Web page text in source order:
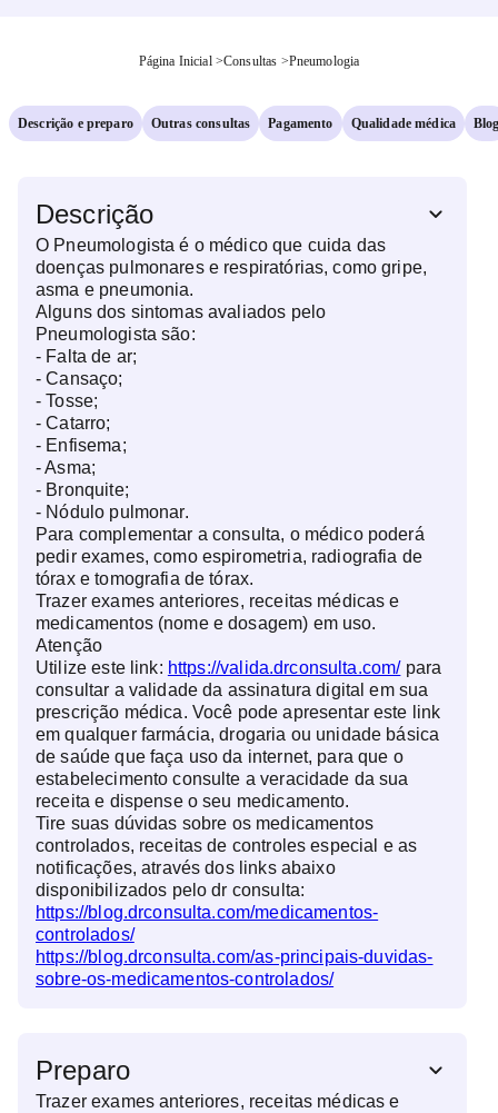
Página Inicial >Consultas >Pneumologia
Descrição e preparo Outras consultas Pagamento Qualidade médica
Descrição
O Pneumologista é o médico que cuida das
doenças pulmonares e respiratórias, como gripe,
asma e pneumonia.
Alguns dos sintomas avaliados pelo
Pneumologista são:
- Falta de ar;
- Cansaço;
- Tosse;
- Catarro;
- Enfisema;
- Asma;
- Bronquite;
- Nódulo pulmonar.
Para complementar a consulta, o médico poderá
pedir exames, como espirometria, radiografia de
tórax e tomografia de tórax.
Trazer exames anteriores, receitas médicas e
medicamentos (nome e dosagem) em uso.
Atenção
Utilize este link: https://valida.drconsulta.com/para
consultar a validade da assinatura digital em sua
prescrição médica. Você pode apresentar este link
em qualquer farmácia, drogaria ou unidade básica
de saúde que faça uso da internet, para que o
estabelecimento consulte a veracidade da sua
receita e dispense o seu medicamento.
Tire suas dúvidas sobre os medicamentos
controlados, receitas de controles especial e as
notificações, através dos links abaixo
disponibilizados pelo dr consulta:
https://blog.drconsulta.com/medicamentos-
controlados/
https://blog.drconsulta.com/as-principais-duvidas-
sobre-os-medicamentos-controlados/
Preparo
Trazer exames anteriores, receitas médicas e